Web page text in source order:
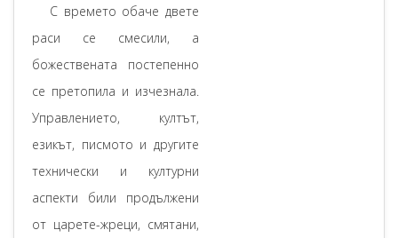
С времето обаче двете
раси се смесили, а
божествената постепенно
се претопила и изчезнала.
Управлението, култът,
езикът, писмото и другите
технически и културни
аспекти били продължени
от царете-жреци, смятани,